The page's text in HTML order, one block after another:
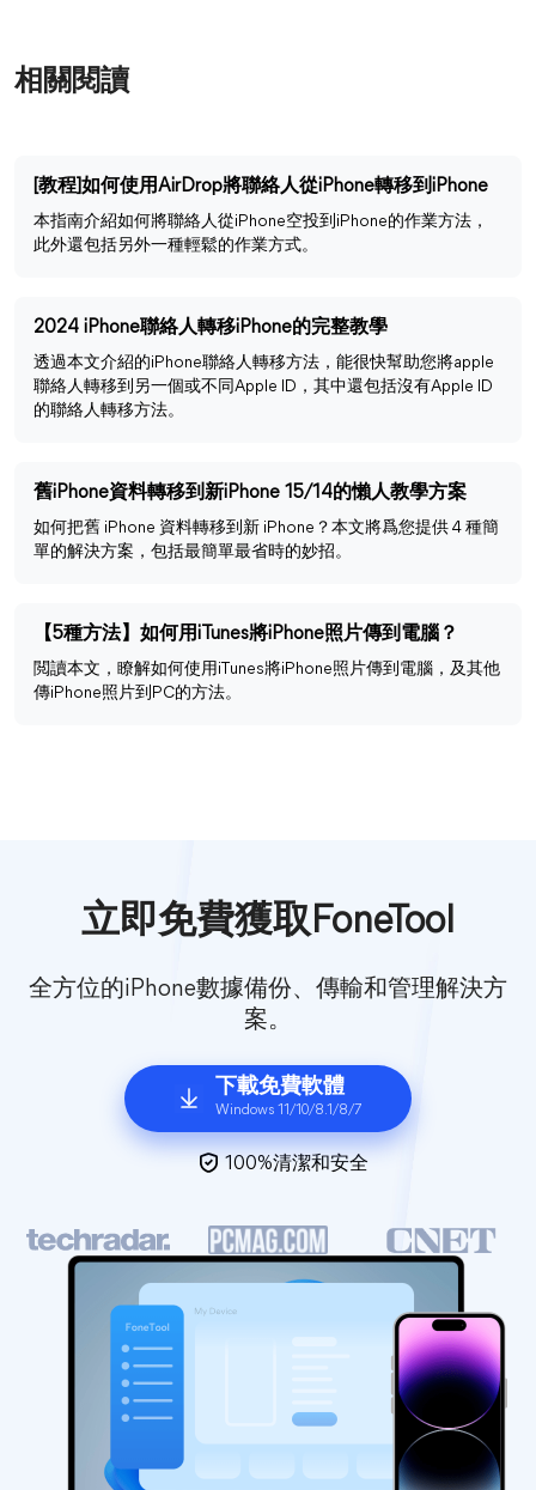
相關閱讀
[教程]如何使用AirDrop將聯絡人從iPhone轉移到iPhone
本指南介紹如何將聯絡人從iPhone空投到iPhone的作業方法，
此外還包括另外一種輕鬆的作業方式。
2024 iPhone聯絡人轉移iPhone的完整教學
透過本文介紹的iPhone聯絡人轉移方法，能很快幫助您將apple
聯絡人轉移到另一個或不同Apple ID，其中還包括沒有Apple ID
的聯絡人轉移方法。
舊iPhone資料轉移到新iPhone 15/14的懶人教學方案
如何把舊 iPhone 資料轉移到新 iPhone？本文將爲您提供 4 種簡
單的解決方案，包括最簡單最省時的妙招。
【5種方法】如何用iTunes將iPhone照片傳到電腦？
閲讀本文，瞭解如何使用iTunes將iPhone照片傳到電腦，及其他
傳iPhone照片到PC的方法。
立即免費獲取FoneTool
全方位的iPhone數據備份、傳輸和管理解決方
案。
下載免費軟體
Windows 11/10/8.1/8/7
100%清潔和安全